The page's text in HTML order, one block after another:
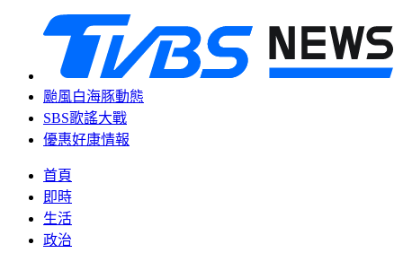
颱風白海豚動態
SBS歌謠大戰
優惠好康情報
首頁
即時
生活
政治